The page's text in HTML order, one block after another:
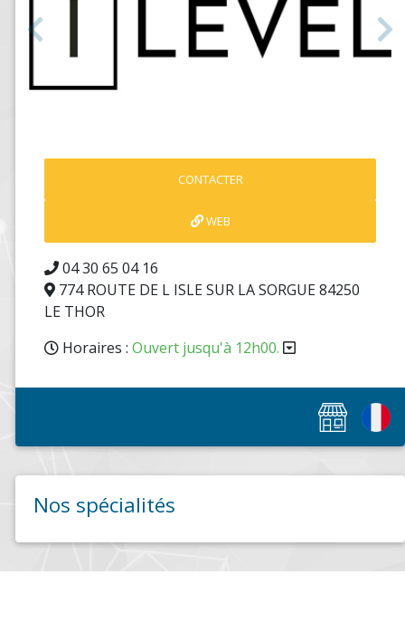
Précédent
CONTACTER
WEB
04 30 65 04 16
774 ROUTE DE L ISLE SUR LA SORGUE 84250
LE THOR
Horaires : Ouvert jusqu'à 12h00.
Nos spécialités